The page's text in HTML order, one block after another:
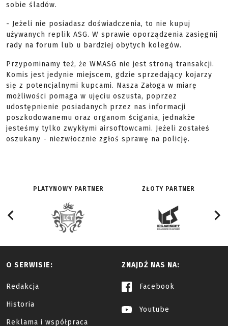
sobie śladów.
- Jeżeli nie posiadasz doświadczenia, to nie kupuj
używanych replik ASG. W sprawie oporządzenia zasięgnij
rady na forum lub u bardziej obytych kolegów.
Przypominamy też, że WMASG nie jest stroną transakcji.
Komis jest jedynie miejscem, gdzie sprzedający kojarzy
się z potencjalnymi kupcami. Nasza Załoga w miarę
możliwości pomaga w ujęciu oszusta, poprzez
udostępnienie posiadanych przez nas informacji
poszkodowanemu oraz organom ścigania, jednakże
jesteśmy tylko zwykłymi airsoftowcami. Jeżeli zostałeś
oszukany - niezwłocznie zgłoś sprawę na policję.
PLATYNOWY PARTNER ZŁOTY PARTNER
O SERWISIE:
Redakcja
Historia
Reklama i współpraca
ZNAJDŹ NAS NA:
Facebook
Youtube